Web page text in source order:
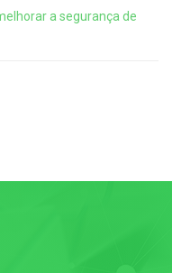
a segurança de